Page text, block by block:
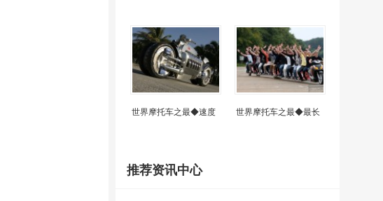
世界摩托车之最◆速度 世界摩托车之最◆最长
推荐资讯中心